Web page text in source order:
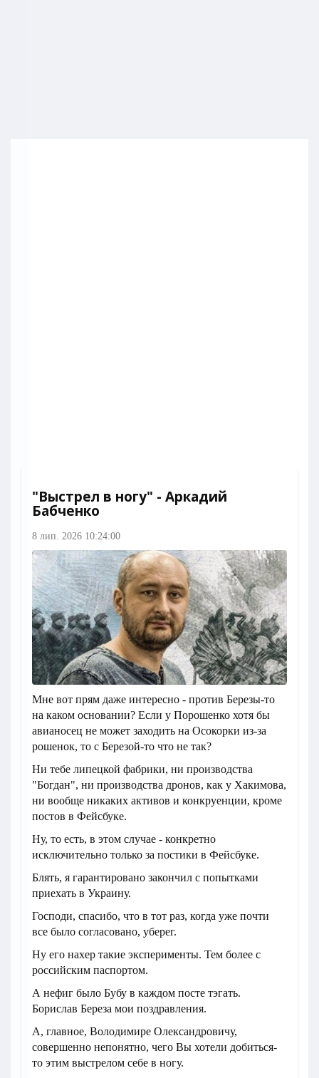
"Выстрел в ногу" - Аркадий
Бабченко
8 лип. 2026 10:24:00
Мне вот прям даже интересно - против Березы-то
на каком основании? Если у Порошенко хотя бы
авианосец не может заходить на Осокорки из-за
рошенок, то с Березой-то что не так?
Ни тебе липецкой фабрики, ни производства
"Богдан", ни производства дронов, как у Хакимова,
ни вообще никаких активов и конкруенции, кроме
постов в Фейсбуке.
Ну, то есть, в этом случае - конкретно
исключительно только за постики в Фейсбуке.
Блять, я гарантировано закончил с попытками
приехать в Украину.
Господи, спасибо, что в тот раз, когда уже почти
все было согласовано, уберег.
Ну его нахер такие эксперименты. Тем более с
российским паспортом.
А нефиг было Бубу в каждом посте тэгать.
Борислав Береза мои поздравления.
А, главное, Володимире Олександровичу,
совершенно непонятно, чего Вы хотели добиться-
то этим выстрелом себе в ногу.